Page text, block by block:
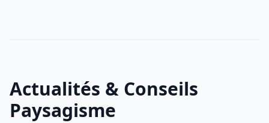
Actualités & Conseils
Paysagisme